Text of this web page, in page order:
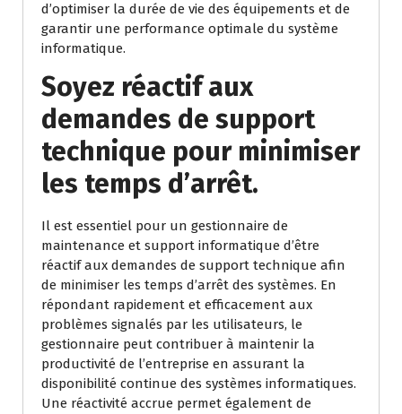
d’optimiser la durée de vie des équipements et de
garantir une performance optimale du système
informatique.
Soyez réactif aux
demandes de support
technique pour minimiser
les temps d’arrêt.
Il est essentiel pour un gestionnaire de
maintenance et support informatique d’être
réactif aux demandes de support technique afin
de minimiser les temps d’arrêt des systèmes. En
répondant rapidement et efficacement aux
problèmes signalés par les utilisateurs, le
gestionnaire peut contribuer à maintenir la
productivité de l’entreprise en assurant la
disponibilité continue des systèmes informatiques.
Une réactivité accrue permet également de